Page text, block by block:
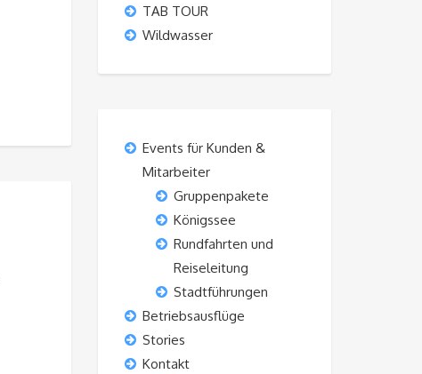
TAB TOUR
Wildwasser
Events für Kunden &
Mitarbeiter
Gruppenpakete
Königssee
Rundfahrten und
Reiseleitung
Stadtführungen
Betriebsausflüge
Stories
Kontakt